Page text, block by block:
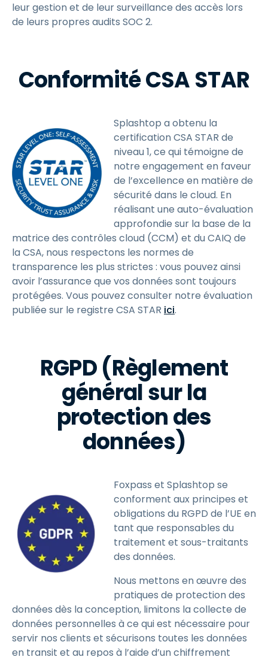
leur gestion et de leur surveillance des accès lors
de leurs propres audits SOC 2.
Conformité CSA STAR
Splashtop a obtenu la
certification CSA STAR de
niveau 1, ce qui témoigne de
notre engagement en faveur
de l’excellence en matière de
sécurité dans le cloud. En
réalisant une auto-évaluation
approfondie sur la base de la
matrice des contrôles cloud (CCM) et du CAIQ de
la CSA, nous respectons les normes de
transparence les plus strictes : vous pouvez ainsi
avoir l’assurance que vos données sont toujours
protégées. Vous pouvez consulter notre évaluation
publiée sur le registre CSA STAR ici.
RGPD (Règlement
général sur la
protection des
données)
Foxpass et Splashtop se
conforment aux principes et
obligations du RGPD de l’UE en
tant que responsables du
traitement et sous-traitants
des données.
Nous mettons en œuvre des
pratiques de protection des
données dès la conception, limitons la collecte de
données personnelles à ce qui est nécessaire pour
servir nos clients et sécurisons toutes les données
en transit et au repos à l’aide d’un chiffrement